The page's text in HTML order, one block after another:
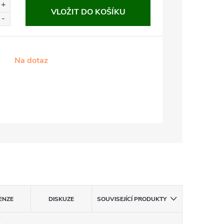
VLOŽIT DO KOŠÍKU
Na dotaz
DISKUZE SOUVISEJÍCÍ PRODUKTY